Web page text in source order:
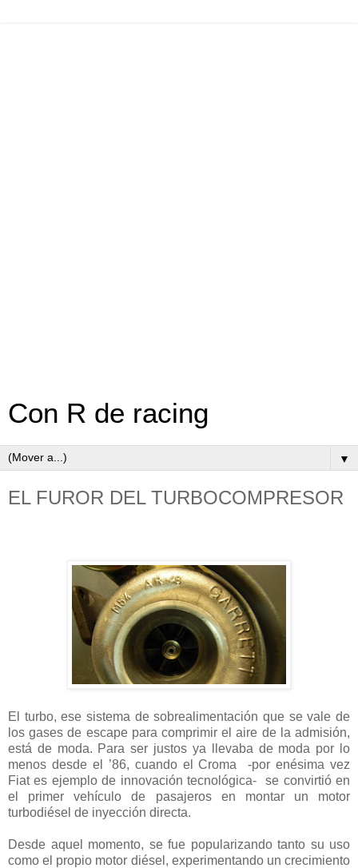
Con R de racing
▼
EL FUROR DEL TURBOCOMPRESOR
El turbo, ese sistema de sobrealimentación que se vale de
los gases de escape para comprimir el aire de la admisión,
está de moda. Para ser justos ya llevaba de moda por lo
menos desde el ’86, cuando el Croma -por enésima vez
Fiat es ejemplo de innovación tecnológica- se convirtió en
el primer vehículo de pasajeros en montar un motor
turbodiésel de inyección directa.
Desde aquel momento, se fue popularizando tanto su uso
como el propio motor diésel, experimentando un crecimiento